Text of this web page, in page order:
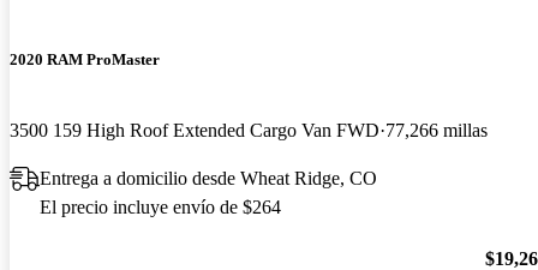
2020 RAM ProMaster
3500 159 High Roof Extended Cargo Van FWD 77,266 millas
Entrega a domicilio desde Wheat Ridge, CO
El precio incluye envío de $264